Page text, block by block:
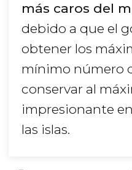
más caros del
debido a que el
obtener los
mínimo número
conservar al
impresionante
las islas.